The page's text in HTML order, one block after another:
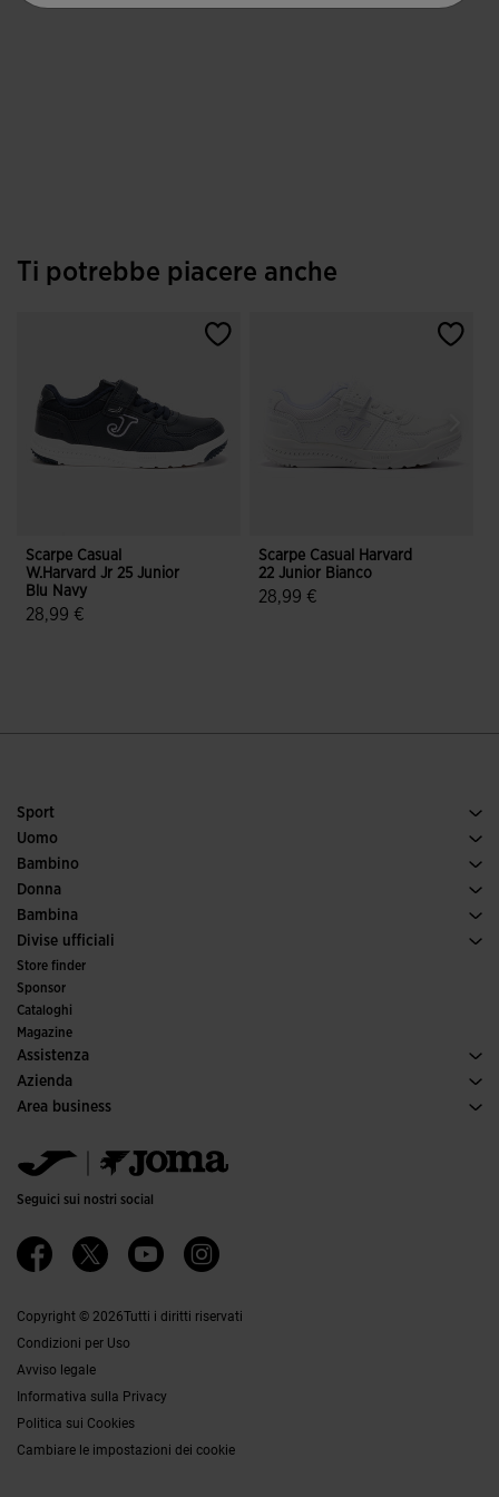
Ti potrebbe piacere anche
Scarpe Casual
W.Harvard Jr 25 Junior
Blu Navy
28,99 €
Scarpe Casual Harvard
22 Junior Bianco
28,99 €
Sport
Tennis
Calcio
Running
Trail running
Uomo
Scarpe uomo
Sport
Bambino
Vedi tutto abbigliamento bambino
Donna
Abbigliamento donna
Sport
Bambina
Vedi tutto abbigliamento bambina
Divise ufficiali
Calcio
Calcio a 5
Comitati e federazioni
Edizioni speciali
Store finder
Sponsor
Cataloghi
Magazine
Assistenza
Condizioni per gli acquisti
Trasporti e consegna
FAQs
Azienda
Storia
Canale etico
Responsabilità aziendale
Lavora con noi
Canale Etico
Area business
Jomanet
Area Marketing
Contatti
Seguici sui nostri social
Copyright © 2026Tutti i diritti riservati
Condizioni per Uso
Avviso legale
Informativa sulla Privacy
Politica sui Cookies
Cambiare le impostazioni dei cookie